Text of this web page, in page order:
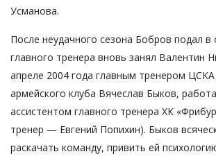
Усманова.
После неудачного сезона Бобров подал в
главного тренера вновь занял Валентин
апреле 2004 года главным тренером ЦСКА
армейского клуба Вячеслав Быков,
ассистентом главного тренера ХК
тренер — Евгений Попихин). Быков
раскачать команду, привить ей